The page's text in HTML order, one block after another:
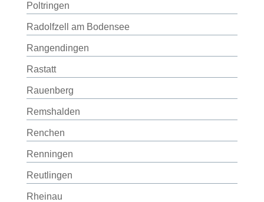
Poltringen
Radolfzell am Bodensee
Rangendingen
Rastatt
Rauenberg
Remshalden
Renchen
Renningen
Reutlingen
Rheinau